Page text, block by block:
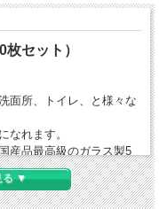
セット）
面所、トイレ、と様々な
なれます。
産品最高級のガラス製5
』（国内生産）です。
ズも製作可能です。
る ▼